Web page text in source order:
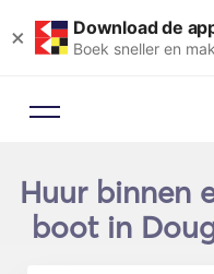
× Download de
Boek sneller en
Huur binnen
boot in